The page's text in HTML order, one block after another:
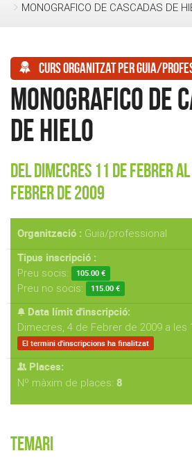
MONOGRAFICO DE CASCADAS DE
Curs organitzat per guia/
MONOGRAFICO DE
DE HIELO
Del Dimecres 11 de Febrer al
Febrer de 2009
Organització : Guia/professional
Tipus inscripció :
Preu socis: 105.00 €
Preu no socis: 115.00 €
Data límit d'inscripció:
Dimecres, 4 de Febrer de 2009 a les
El termini d'inscripcions ha finalitzat
Places:
Nº màxim de places: 8
Temari